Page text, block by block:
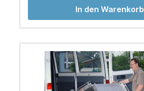
In den Warenkorb